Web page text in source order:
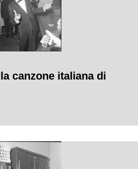
canzone italiana di